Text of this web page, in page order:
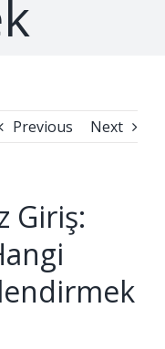
Previous Next
Giriş: